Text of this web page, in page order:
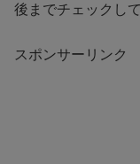
後までチェックし
スポンサーリンク